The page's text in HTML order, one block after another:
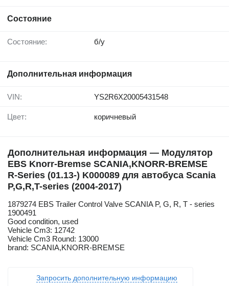
Состояние
Состояние: б/у
Дополнительная информация
VIN: YS2R6X20005431548
Цвет: коричневый
Дополнительная информация — Модулятор
EBS Knorr-Bremse SCANIA,KNORR-BREMSE
R-Series (01.13-) K000089 для автобуса Scania
P,G,R,T-series (2004-2017)
1879274 EBS Trailer Control Valve SCANIA P, G, R, T - series
1900491
Good condition, used
Vehicle Cm3: 12742
Vehicle Cm3 Round: 13000
brand: SCANIA,KNORR-BREMSE
Запросить дополнительную информацию